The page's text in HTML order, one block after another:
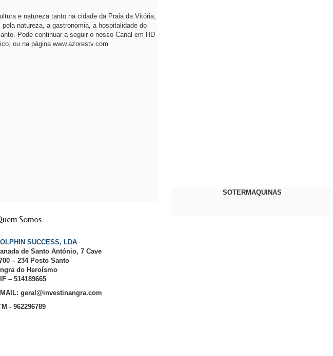
e natureza tanto na cidade da Praia da Vitória,
natureza, a gastronomia, a hospitalidade do
Pode continuar a seguir o nosso Canal em HD
ou na página www.azorestv.com
SOTERMAQUINAS
Somos
SUCCESS, LDA
de Santo António, 7 Cave
– 234 Posto Santo
do Heroísmo
– 514189665
geral@investinangra.com
- 962296789